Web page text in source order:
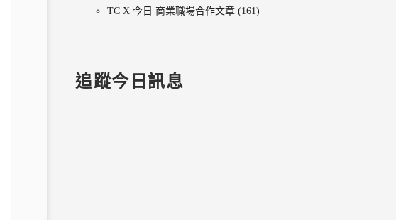
TC X 今日 商業職場合作文章 (161)
追蹤今日訊息